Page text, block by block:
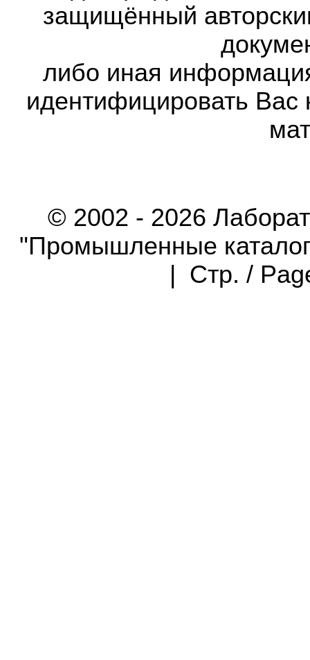
защищённый
либо иная
идентифицировать Вас
© 2002 - 2026
"Промышленные
| Стр. /